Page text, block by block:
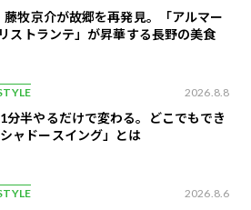
藤牧京介が故郷を再発見。「アルマー
ストランテ」が昇華する長野の美食
2026.8.8
分半やるだけで変わる。どこでもでき
ャドースイング」とは
2026.8.6